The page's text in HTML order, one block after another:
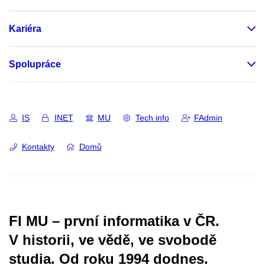
Kariéra
Spolupráce
IS INET MU Tech info FAdmin
Kontakty Domů
FI MU – první informatika v ČR.
V historii, ve vědě, ve svobodě
studia. Od roku 1994 dodnes.